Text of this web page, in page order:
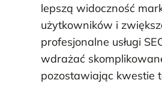
lepszą widoczność
użytkowników i
profesjonalne usługi
wdrażać
pozostawiając kwestie